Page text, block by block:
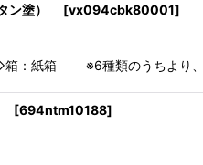
ン塗） [vx094cbk80001]
種類のうちより、お選び
[694ntm10188]